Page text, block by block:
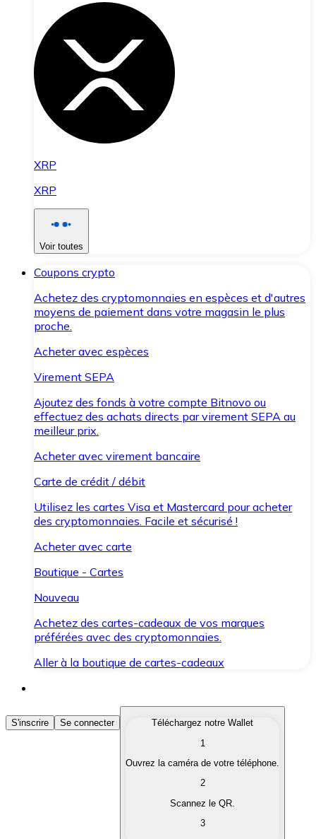
XRP
XRP
Voir toutes
Coupons crypto
Achetez des cryptomonnaies en espèces et d'autres
moyens de paiement dans votre magasin le plus
proche.
Acheter avec espèces
Virement SEPA
Ajoutez des fonds à votre compte Bitnovo ou
effectuez des achats directs par virement SEPA au
meilleur prix.
Acheter avec virement bancaire
Carte de crédit / débit
Utilisez les cartes Visa et Mastercard pour acheter
des cryptomonnaies. Facile et sécurisé !
Acheter avec carte
Boutique - Cartes
Nouveau
Achetez des cartes-cadeaux de vos marques
préférées avec des cryptomonnaies.
Aller à la boutique de cartes-cadeaux
Acheter des Cryptomonnaies
Achetez les cryptomonnaies qui vous intéressent
Convertissez vos cryptomonnaies en monnaie
S'inscrire Se connecter
Téléchargez notre Wallet
1
Ouvrez la caméra de votre téléphone.
2
Scannez le QR.
3